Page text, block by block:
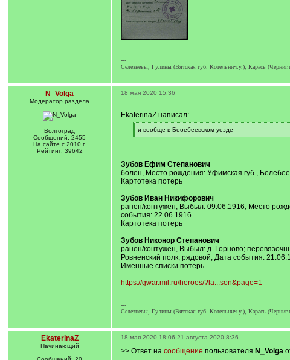
---
Селезневы, Гулины (Вятская губ. Котельнич.у.), Карась
N_Volga
Модератор раздела
Волгоград
Сообщений: 2455
На сайте с 2010 г.
Рейтинг: 39642
18 мая 2020 15:36
EkaterinaZ написал:
[
q
и вообще в Беоебеевском уезде
[
Зубов Ефим Степанович
болен, Место рождения: Уфимская губ.,
Картотека потерь
Зубов Иван Никифорович
ранен/контужен, Выбыл: 09.06.1916, Место
события: 22.06.1916
Картотека потерь
Зубов Никонор Степанович
ранен/контужен, Выбыл: д. Горново;
Ровненский полк, рядовой, Дата события:
Именные списки потерь
https://gwar.mil.ru/heroes/?la...son&page=1
---
Селезневы, Гулины (Вятская губ. Котельнич.у.), Карась
EkaterinaZ
Начинающий
18 мая 2020 18:06 21 августа 2020 8:36
>> Ответ на сообщение пользователя N_Volga